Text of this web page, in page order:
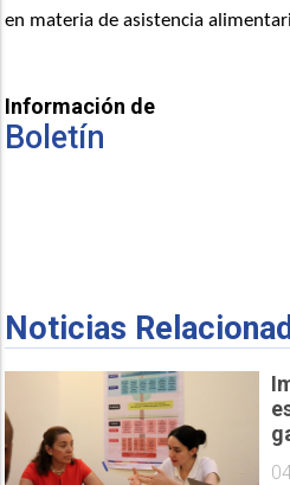
en materia de asistencia
Información de
Boletín
Noticias